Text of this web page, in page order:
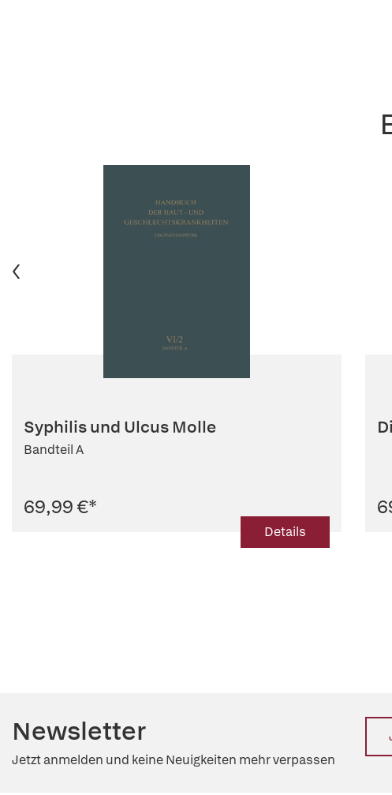
Syphilis und Ulcus Molle
Bandteil A
69,99 €*
Details
Newsletter
Jetzt anmelden und keine Neuigkeiten mehr verpassen